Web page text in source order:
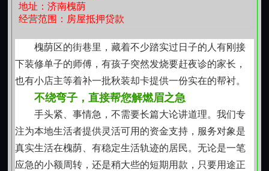
借钱不是万能解药，我们从不承诺“一借解千愁”。它
只是生活齿轮偶尔卡顿时，一个可以暂时松动的支点。
因此，我们也会在沟通中了解您的整体安排，提醒合理
规划还款节奏，避免因短期便利影响后续生活步调。真
正帮到人的方式，不只是递出一笔钱，更是帮您看清这
笔钱该放在哪里、怎么用才较稳妥。
【本地的事，本地办】
市中区的生活节奏、社区脉络、常见开支结构，我
们都熟悉。街边修车铺老板的旺季备货、小餐馆店主的
节前食材采购、自由职业者接单间隙的空档期、刚毕业
地址：济南槐荫
经营范围：房屋抵押贷款
槐荫区的街巷里，藏着不少踏实过日子的人有刚接
下装修单子的师傅，有孩子突然发烧要赶夜诊的家长，
也有小店主等着补一批秋装却卡提供一份实在的帮衬。
不绕弯子，直接帮您解燃眉之急
手头紧、事情急，不需要长篇大论讲道理。我们专
注为本地生活者提供灵活可用的资金支持，服务对象是
真实生活在槐荫、有稳定生活轨迹的居民。无论是一笔
应急的小额周转，还是稍大些的短期用款，只要用途正